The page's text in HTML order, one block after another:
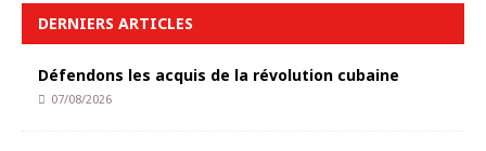
DERNIERS ARTICLES
Défendons les acquis de la révolution cubaine
07/08/2026